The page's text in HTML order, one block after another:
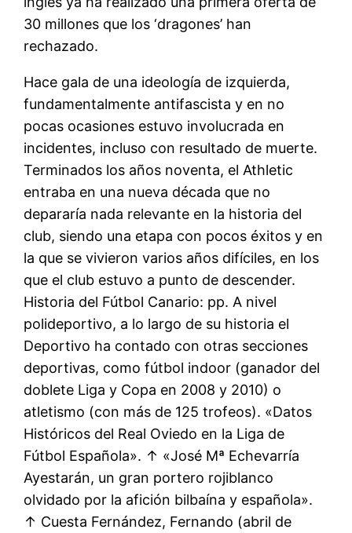
30 millones que los ‘dragones’ han
rechazado.
Hace gala de una ideología de izquierda,
fundamentalmente antifascista y en no
pocas ocasiones estuvo involucrada en
incidentes, incluso con resultado de muerte.
Terminados los años noventa, el Athletic
entraba en una nueva década que no
depararía nada relevante en la historia del
club, siendo una etapa con pocos éxitos y en
la que se vivieron varios años difíciles, en los
que el club estuvo a punto de descender.
Historia del Fútbol Canario: pp. A nivel
polideportivo, a lo largo de su historia el
Deportivo ha contado con otras secciones
deportivas, como fútbol indoor (ganador del
doblete Liga y Copa en 2008 y 2010) o
atletismo (con más de 125 trofeos). «Datos
Históricos del Real Oviedo en la Liga de
Fútbol Española». ↑ «José Mª Echevarría
Ayestarán, un gran portero rojiblanco
olvidado por la afición bilbaína y española».
↑ Cuesta Fernández, Fernando (abril de